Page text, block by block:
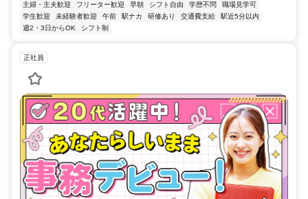
主婦・主夫歓迎
フリーター歓迎 早朝 シフト自由 学歴不問
職場見学可
学生歓迎
未経験者歓迎 午前 駅ナカ 研修あり 交通費支給
駅近5分以内
週2・3日からOK
シフト制
正社員